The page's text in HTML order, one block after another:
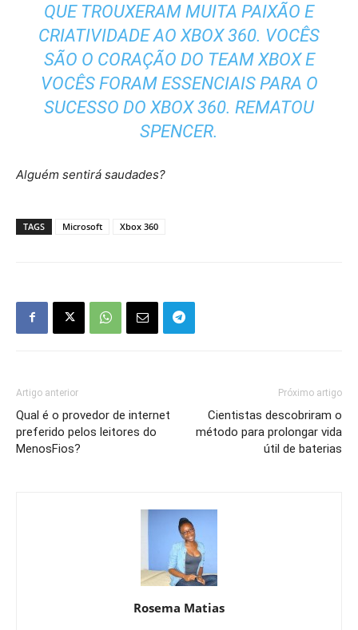
QUE TROUXERAM MUITA PAIXÃO E
CRIATIVIDADE AO XBOX 360. VOCÊS
SÃO O CORAÇÃO DO TEAM XBOX E
VOCÊS FORAM ESSENCIAIS PARA O
SUCESSO DO XBOX 360. REMATOU
SPENCER.
Alguém sentirá saudades?
TAGS Microsoft Xbox 360
Artigo anterior
Qual é o provedor de internet
preferido pelos leitores do
MenosFios?
Próximo artigo
Cientistas descobriram o
método para prolongar vida
útil de baterias
Rosema Matias